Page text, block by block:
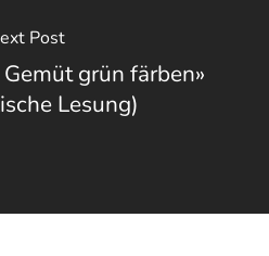
Post
grün färben»
Lesung)